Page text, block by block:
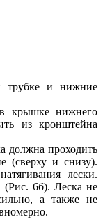
трубке и нижние
в крышке нижнего
из кронштейна
должна проходить
(сверху и снизу).
лески.
(Рис. 6б). Леска не
а также не